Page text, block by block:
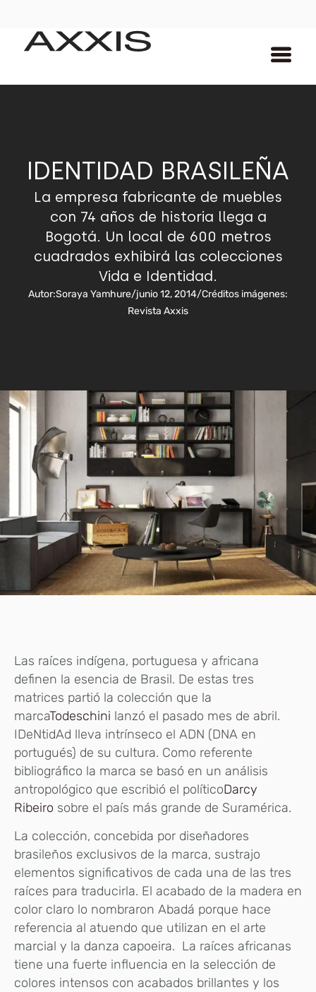
IDENTIDAD BRASILEÑA
La empresa fabricante de muebles
con 74 años de historia llega a
Bogotá. Un local de 600 metros
cuadrados exhibirá las colecciones
Vida e Identidad.
Autor:Soraya Yamhure/junio 12, 2014/Créditos imágenes:
Revista Axxis
Las raíces indígena, portuguesa y africana
definen la esencia de Brasil. De estas tres
matrices partió la colección que la
marcaTodeschini lanzó el pasado mes de abril.
IDeNtidAd lleva intrínseco el ADN (DNA en
portugués) de su cultura. Como referente
bibliográfico la marca se basó en un análisis
antropológico que escribió el políticoDarcy
Ribeiro sobre el país más grande de Suramérica.
La colección, concebida por diseñadores
brasileños exclusivos de la marca, sustrajo
elementos significativos de cada una de las tres
raíces para traducirla. El acabado de la madera en
color claro lo nombraron Abadá porque hace
referencia al atuendo que utilizan en el arte
marcial y la danza capoeira. La raíces africanas
tiene una fuerte influencia en la selección de
colores intensos con acabados brillantes y los